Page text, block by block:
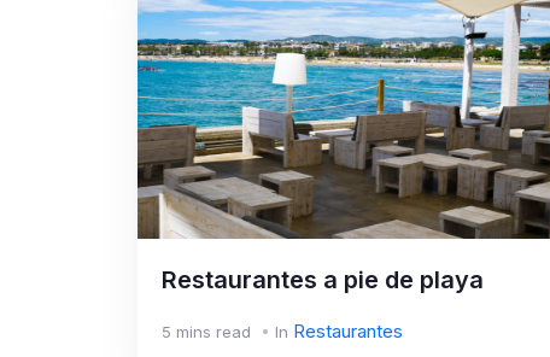
Restaurantes a pie de playa
5 mins read In Restaurantes